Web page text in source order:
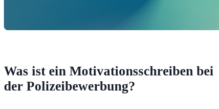
Was ist ein Motivationsschreiben bei
der Polizeibewerbung?